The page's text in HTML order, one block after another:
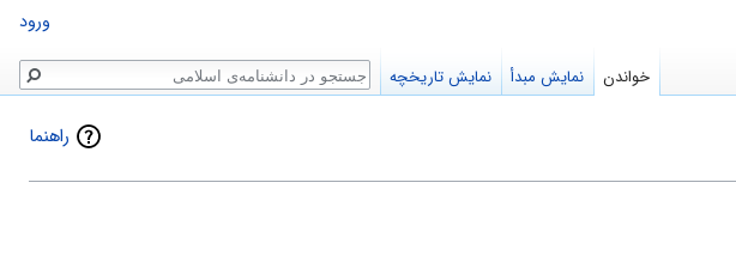
راهنما
ورود
خواندن نمایش مبدأ نمایش تاریخچه جستجو